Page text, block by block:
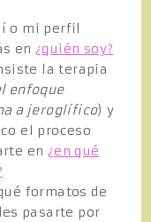
o mi perfil
en ¿quién soy?
la terapia
enfoque
a jeroglífico) y
el proceso
en ¿en qué
formatos de
pasarte por